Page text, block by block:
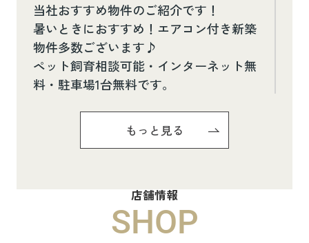
当社おすすめ物件のご紹介です！
暑いときにおすすめ！エアコン付き新築
物件多数ございます♪
ペット飼育相談可能・インターネット無
料・駐車場1台無料です。
Pure Ryuju Ⅱ101
ハイムメゾン白鳥台201
もっと見る
店舗情報
SHOP